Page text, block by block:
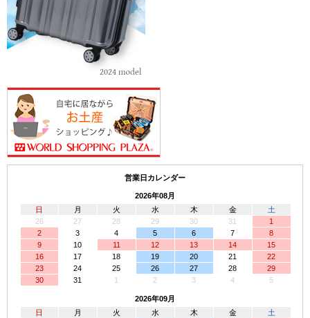
営業日カレンダー
2026年08月
日
月 火 水 木 金
土
26
27 28 29 30 31
1
2
3 4 5 6 7
8
9
10 11 12 13 14
15
16
17 18 19 20 21
22
23
24 25 26 27 28
29
30
31 1 2 3 4 5
2026年09月
日
月 火 水 木 金
土